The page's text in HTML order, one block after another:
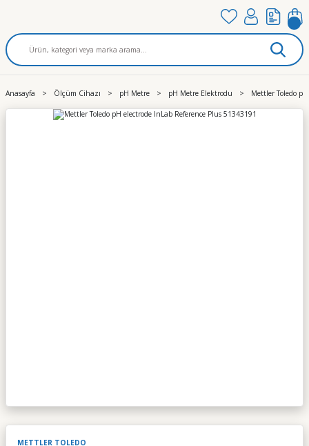
Anasayfa Ölçüm Cihazı pH Metre pH Metre Elektrodu Mettler Toledo
METTLER TOLEDO